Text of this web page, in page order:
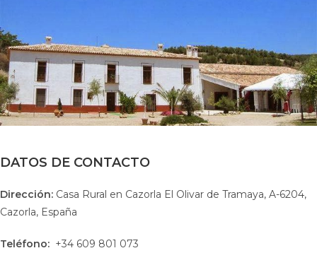
DATOS DE CONTACTO
Dirección: Casa Rural en Cazorla El Olivar de Tramaya, A-6204,
Cazorla, España
Teléfono: +34 609 801 073